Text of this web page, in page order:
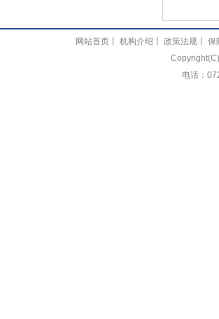
网站首页丨 机构介绍 政策法规丨 保
电话：